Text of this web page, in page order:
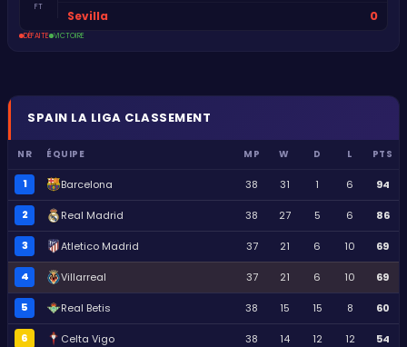
FT
Sevilla 0
DÉFAITE VICTOIRE
SPAIN LA LIGA CLASSEMENT
NR ÉQUIPE MP W D L PTS
1 Barcelona 38 31 1 6 94
2 Real Madrid 38 27 5 6 86
3 Atletico Madrid 37 21 6 10 69
4 Villarreal 37 21 6 10 69
5 Real Betis 38 15 15 8 60
6 Celta Vigo 38 14 12 12 54